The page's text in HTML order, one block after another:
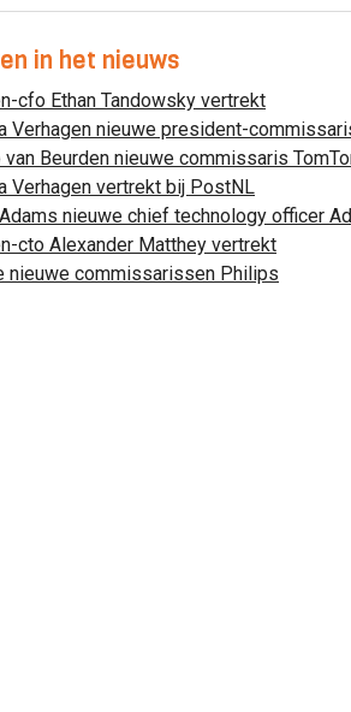
in het nieuws
cfo Ethan Tandowsky vertrekt
Verhagen nieuwe president-
Beurden nieuwe commissaris
Verhagen vertrekt bij PostNL
nieuwe chief technology officer
cto Alexander Matthey vertrekt
nieuwe commissarissen Philips